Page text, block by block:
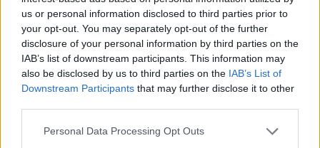
us or personal information disclosed to third parties prior to
your opt-out. You may separately opt-out of the further
disclosure of your personal information by third parties on the
IAB’s list of downstream participants. This information may
also be disclosed by us to third parties on the IAB’s List of
Downstream Participants that may further disclose it to other
Personal Data Processing Opt Outs
Live στις 15:30, ο αγώνας της Εθνικής Παίδων κόντρα στη Γεωργία
στην Ισλανδία
νέα δάνεια το 2026 - Η